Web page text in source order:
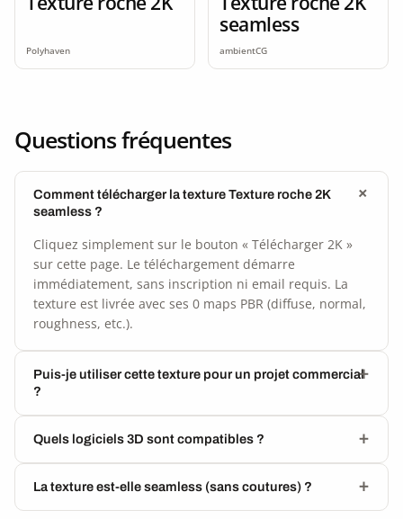
Polyhaven
seamless
ambientCG
Questions fréquentes
Comment télécharger la texture Texture roche 2K
seamless ?
Cliquez simplement sur le bouton « Télécharger 2K »
sur cette page. Le téléchargement démarre
immédiatement, sans inscription ni email requis. La
texture est livrée avec ses 0 maps PBR (diffuse, normal,
roughness, etc.).
Puis-je utiliser cette texture pour un projet commercial
?
Quels logiciels 3D sont compatibles ?
La texture est-elle seamless (sans coutures) ?